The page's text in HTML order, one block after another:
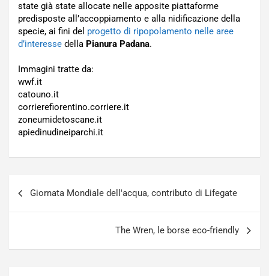
state già state allocate nelle apposite piattaforme
predisposte all’accoppiamento e alla nidificazione della
specie, ai fini del progetto di ripopolamento nelle aree
d’interesse della Pianura Padana.
Immagini tratte da:
wwf.it
catouno.it
corrierefiorentino.corriere.it
zoneumidetoscane.it
apiedinudineiparchi.it
Giornata Mondiale dell'acqua, contributo di Lifegate
The Wren, le borse eco-friendly